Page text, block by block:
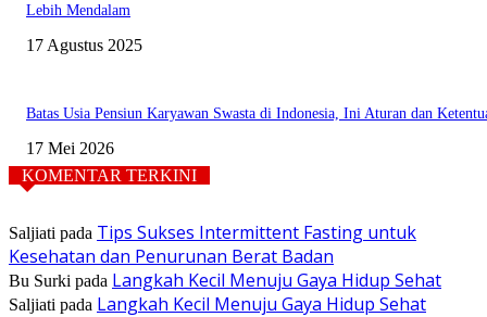
Lebih Mendalam
17 Agustus 2025
Batas Usia Pensiun Karyawan Swasta di Indonesia, Ini Aturan dan
17 Mei 2026
KOMENTAR TERKINI
Saljiati pada Tips Sukses Intermittent Fasting untuk
Kesehatan dan Penurunan Berat Badan
Bu Surki pada Langkah Kecil Menuju Gaya Hidup Sehat
Saljiati pada Langkah Kecil Menuju Gaya Hidup Sehat